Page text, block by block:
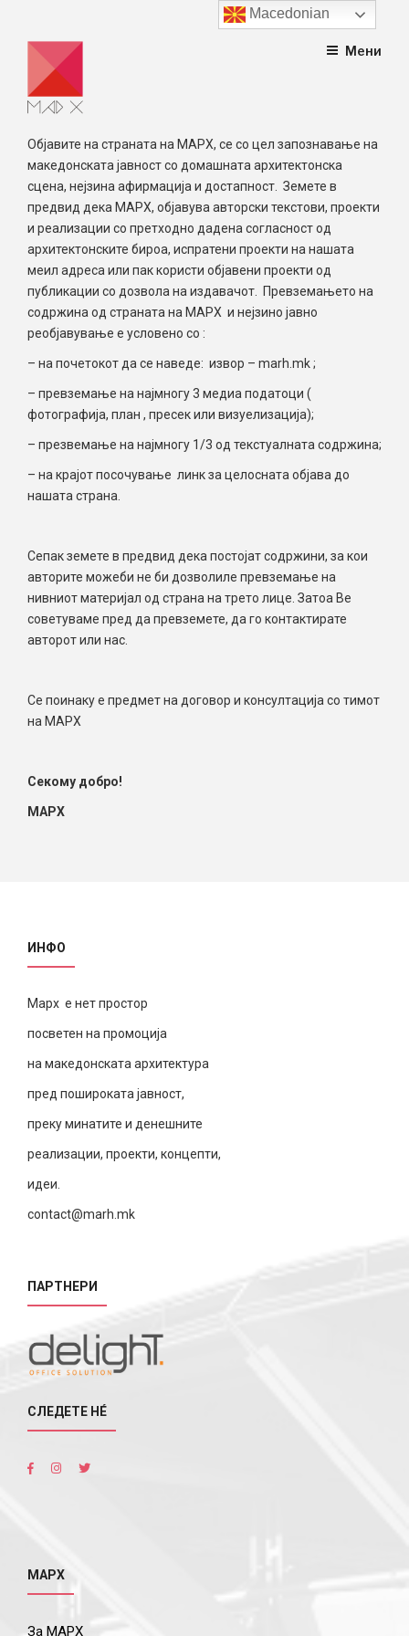
content
Мени
Објавите на страната на МАРХ, се со цел запознавање на
македонската јавност со домашната архитектонска
сцена, нејзина афирмација и достапност. Земете в
предвид дека МАРХ, објавува авторски текстови, проекти
и реализации со претходно дадена согласност од
архитектонските бироа, испратени проекти на нашата
меил адреса или пак користи објавени проекти од
публикации со дозвола на издавачот. Превземањето на
содржина од страната на МАРХ и нејзино јавно
реобјавување е условено со :
– на почетокот да се наведе: извор – marh.mk ;
– превземање на најмногу 3 медиа податоци (
фотографија, план , пресек или визуелизација);
– презвемање на најмногу 1/3 од текстуалната содржина;
– на крајот посочување линк за целосната објава до
нашата страна.
Сепак земете в предвид дека постојат содржини, за кои
авторите можеби не би дозволиле превземање на
нивниот материјал од страна на трето лице. Затоа Ве
советуваме пред да превземете, да го контактирате
авторот или нас.
Се поинаку е предмет на договор и консултација со тимот
на МАРХ
Секому добро!
МАРХ
ИНФО
Марх е нет простор
посветен на промоција
на македонската архитектура
пред пошироката јавност,
преку минатите и денешните
реализации, проекти, концепти,
идеи.
contact@marh.mk
ПАРТНЕРИ
СЛЕДЕТЕ НÉ
МАРХ
За МАРХ
Macedonian